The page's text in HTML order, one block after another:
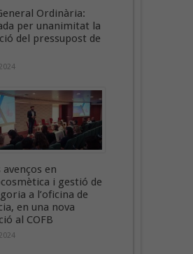
Ordinària:
per unanimitat la
del pressupost de
en
i gestió de
a l’oficina de
en una nova
al COFB